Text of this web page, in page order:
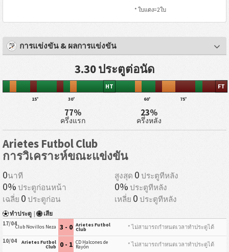
* ใบแดง=2ใบ
การแข่งขัน & ผลการแข่งขัน
3.30 ประตูต่อนัด
15' 30'
HT
60' 75'
FT
77%
ครึ่งแรก
23%
ครึ่งหลัง
Arietes Futbol Club
การวิเคราะห์ขณะแข่งขัน
0นาที สูงสุด 0 ประตูทีหลัง
0% ประตูก่อนหน้า 0% ประตูทีหลัง
เฉลี่ย 0 ประตูก่อน เหลี่ย 0 ประตูทีหลัง
ทำประตู | เสีย
17/04Club Novillos Neza 3 - 0 Arietes Futbol
Club
* ไม่สามารถกำหนดเวลาทำประตูได้
10/04
Arietes Futbol
Club 0 - 1 CD Halcones de
Rayón
* ไม่สามารถกำหนดเวลาทำประตูได้